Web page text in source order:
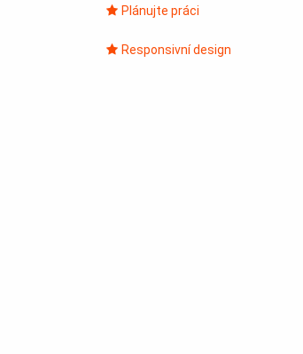
Plánujte práci
Responsivní design